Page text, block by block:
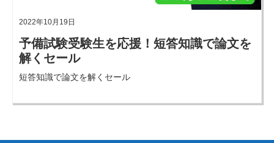
2022年10月19日
予備試験受験生を応援！短答知識で論文を
解くセール
短答知識で論文を解くセール